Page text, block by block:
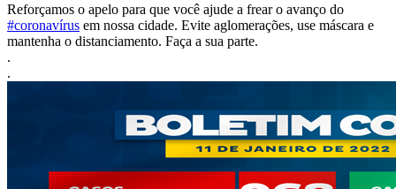
Reforçamos o apelo para que você ajude a frear o avanço do
#coronavírus em nossa cidade. Evite aglomerações, use máscara e
mantenha o distanciamento. Faça a sua parte.
.
.